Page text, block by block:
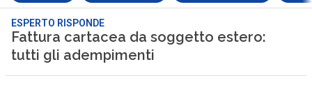
ESPERTO RISPONDE
Fattura cartacea da soggetto estero:
tutti gli adempimenti